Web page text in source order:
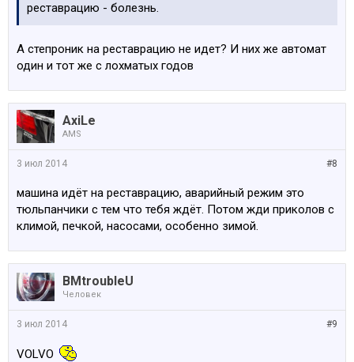
реставрацию - болезнь.
А степроник на реставрацию не идет? И них же автомат
один и тот же с лохматых годов
AxiLe
AMS
#8
3 июл 2014
машина идёт на реставрацию, аварийный режим это
тюльпанчики с тем что тебя ждёт. Потом жди приколов с
климой, печкой, насосами, особенно зимой.
BMtroubleU
Человек
#9
3 июл 2014
VOLVO